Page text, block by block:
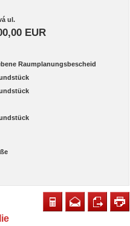
ul.
EUR
Raumplanungsbescheid